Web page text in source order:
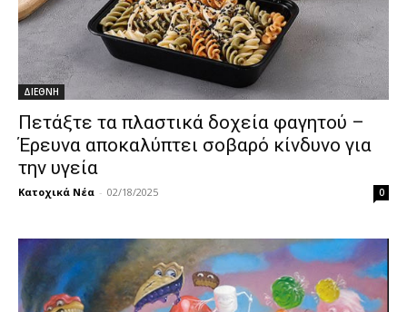
ΔΙΕΘΝΗ
Πετάξτε τα πλαστικά δοχεία φαγητού –
Έρευνα αποκαλύπτει σοβαρό κίνδυνο για
την υγεία
Κατοχικά Νέα - 02/18/2025 0